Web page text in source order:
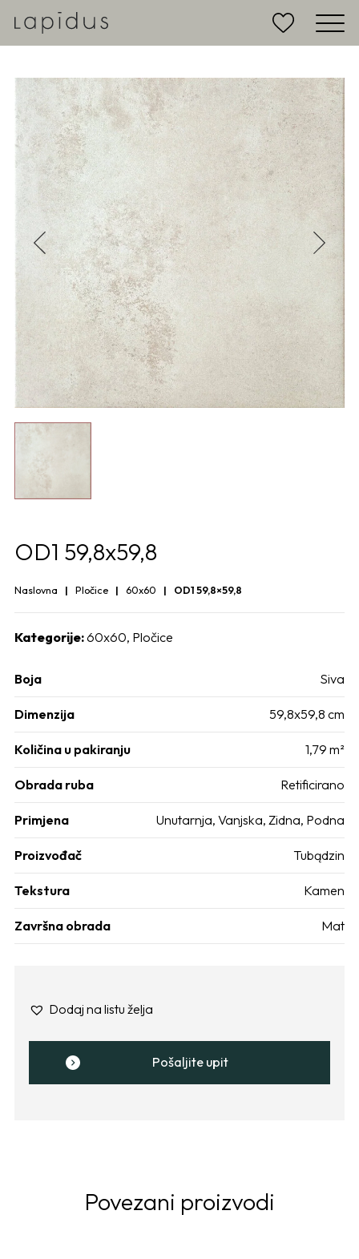
OD1 59,8x59,8
Naslovna Pločice 60x60 OD1 59,8×59,8
Kategorije:60x60, Pločice
Boja Siva
Dimenzija 59,8x59,8 cm
Količina u pakiranju 1,79 m²
Obrada ruba Retificirano
Primjena Unutarnja, Vanjska, Zidna, Podna
Proizvođač Tubądzin
Tekstura Kamen
Završna obrada Mat
Dodaj na listu želja
Pošaljite upit
Povezani proizvodi